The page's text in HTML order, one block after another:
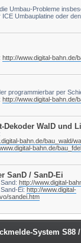
Umbau-Probleme
ICE Umbauplatine oder
http://www.digital-bahn.de/
programmierbar per
http://www.digital-bahn.de/
Dekoder WalD und
bahn.de/bau_wald/
bahn.de/
SanD / SanD-Ei
http://www.digital-
Ei: http://www.digital-
sandei.htm
System S88 /